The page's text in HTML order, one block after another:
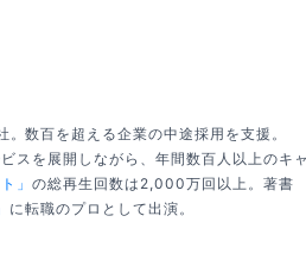
数百を超える企業の中途採用を支援。
スを展開しながら、年間数百人以上のキャ
」の総再生回数は2,000万回以上。著書
に転職のプロとして出演。